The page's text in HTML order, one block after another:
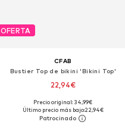
OFERTA
CFAB
Bustier Top de bikini 'Bikini Top'
22,94€
Tallas disponibles: 85, 90, 95, 105, 115, 135
Añadir a la cesta
Precio original: 34,99€
Último precio más bajo:22,94€